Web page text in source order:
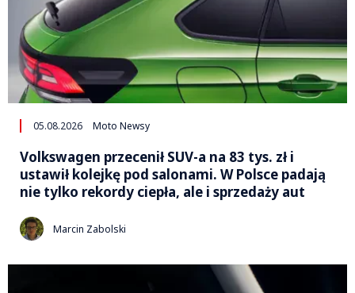
05.08.2026 Moto Newsy
Volkswagen przecenił SUV-a na 83 tys. zł i
ustawił kolejkę pod salonami. W Polsce padają
nie tylko rekordy ciepła, ale i sprzedaży aut
Marcin Zabolski